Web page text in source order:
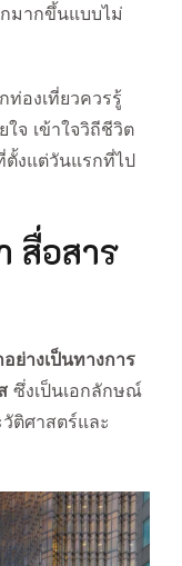
มากขึ้นแบบไม่
องเที่ยวควรรู้
จ เข้าใจวิถีชีวิต
ตั้งแต่วันแรกที่ไป
สื่อสาร
ย่างเป็นทางการ
ซึ่งเป็นเอกลักษณ์
ติศาสตร์และ